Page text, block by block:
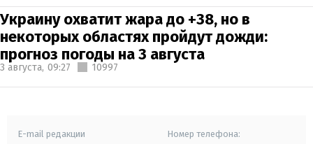
Украину охватит жара до +38, но в
некоторых областях пройдут дожди:
прогноз погоды на 3 августа
3 августа, 09:27 10997
E-mail редакции Номер телефона: